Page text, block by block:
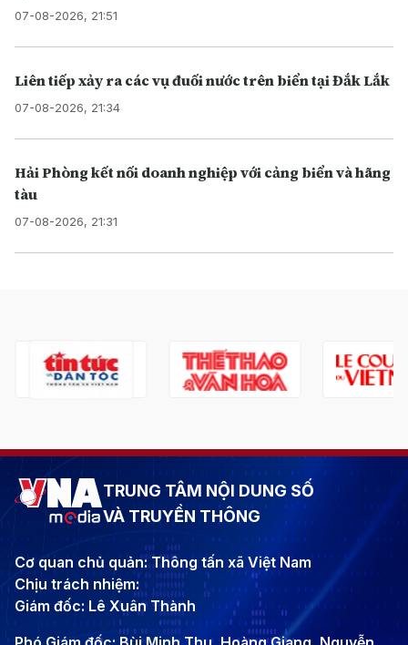
07-08-2026, 21:51
Liên tiếp xảy ra các vụ đuối nước trên biển tại Đắk Lắk
07-08-2026, 21:34
Hải Phòng kết nối doanh nghiệp với cảng biển và hãng
tàu
07-08-2026, 21:31
TRUNG TÂM NỘI DUNG SỐ
VÀ TRUYỀN THÔNG
Cơ quan chủ quản: Thông tấn xã Việt Nam
Chịu trách nhiệm:
Giám đốc: Lê Xuân Thành